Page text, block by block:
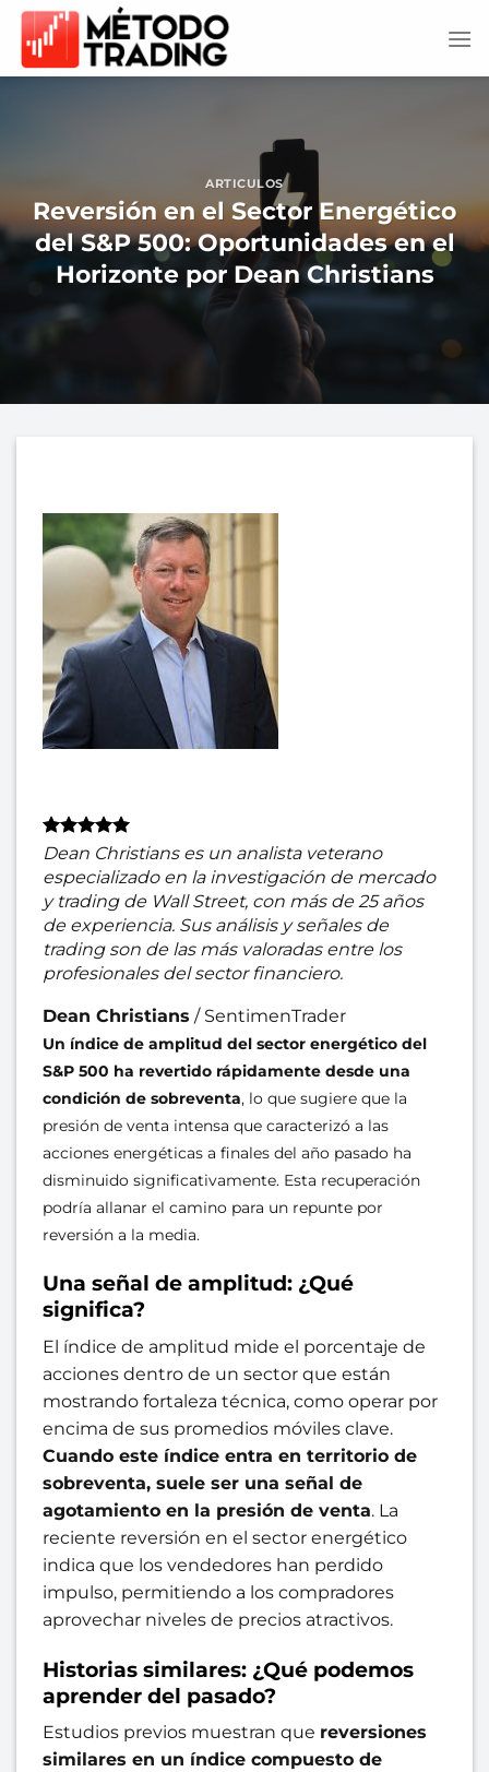
Saltar
contenido
ARTICULOS
Reversión en el Sector Energético
del S&P 500: Oportunidades en el
Horizonte por Dean Christians
Dean Christians es un analista veterano
especializado en la investigación de mercado
y trading de Wall Street, con más de 25 años
de experiencia. Sus análisis y señales de
trading son de las más valoradas entre los
profesionales del sector financiero.
Dean Christians / SentimenTrader
Un índice de amplitud del sector energético del
S&P 500 ha revertido rápidamente desde una
condición de sobreventa, lo que sugiere que la
presión de venta intensa que caracterizó a las
acciones energéticas a finales del año pasado ha
disminuido significativamente. Esta recuperación
podría allanar el camino para un repunte por
reversión a la media.
Una señal de amplitud: ¿Qué
significa?
El índice de amplitud mide el porcentaje de
acciones dentro de un sector que están
mostrando fortaleza técnica, como operar por
encima de sus promedios móviles clave.
Cuando este índice entra en territorio de
sobreventa, suele ser una señal de
agotamiento en la presión de venta. La
reciente reversión en el sector energético
indica que los vendedores han perdido
impulso, permitiendo a los compradores
aprovechar niveles de precios atractivos.
Historias similares: ¿Qué podemos
aprender del pasado?
Estudios previos muestran que reversiones
similares en un índice compuesto de